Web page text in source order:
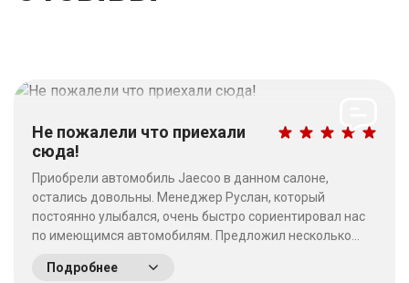
Не пожалели что приехали
сюда!
Приобрели автомобиль Jaecoo в данном салоне,
остались довольны. Менеджер Руслан, который
постоянно улыбался, очень быстро сориентировал нас
по имеющимся автомобилям. Предложил несколько
пожалели что приехали сюда! Качество работы на
Подробнее